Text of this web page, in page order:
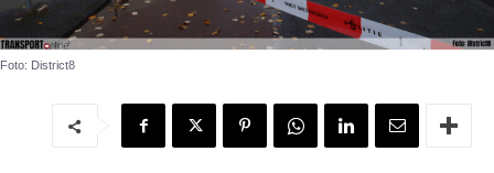
Foto: District8